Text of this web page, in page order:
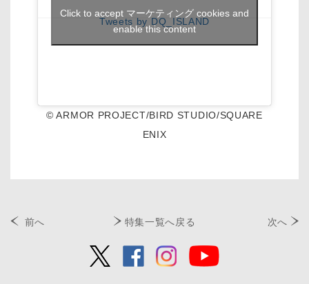
Tweets by DQ_ISLAND
Click to accept マーケティング cookies and
enable this content
© ARMOR PROJECT/BIRD STUDIO/SQUARE
ENIX
前へ 特集一覧へ戻る 次へ